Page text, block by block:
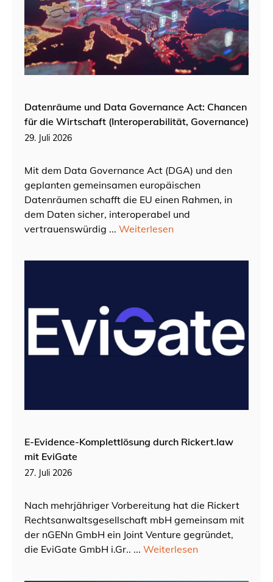
Datenräume und Data Governance Act: Chancen
für die Wirtschaft (Interoperabilität, Governance)
29. Juli 2026
Mit dem Data Governance Act (DGA) und den
geplanten gemeinsamen europäischen
Datenräumen schafft die EU einen Rahmen, in
dem Daten sicher, interoperabel und
vertrauenswürdig ... Weiterlesen
E-Evidence-Komplettlösung durch Rickert.law
mit EviGate
27. Juli 2026
Nach mehrjähriger Vorbereitung hat die Rickert
Rechtsanwaltsgesellschaft mbH gemeinsam mit
der nGENn GmbH ein Joint Venture gegründet,
die EviGate GmbH i.Gr.. ... Weiterlesen